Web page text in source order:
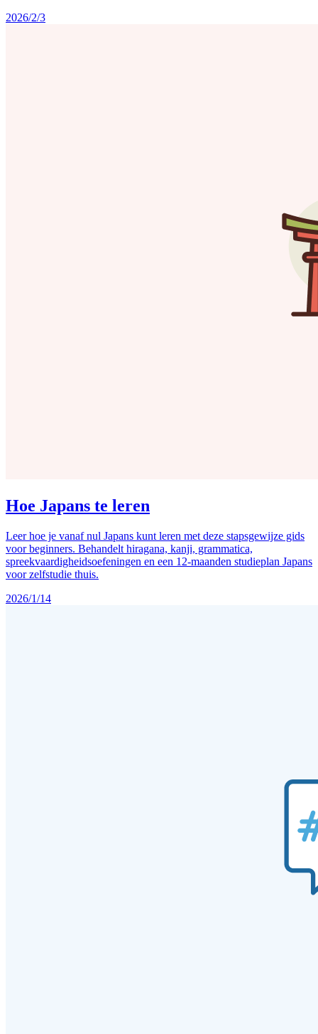
2026/2/3
Hoe Japans te leren
Leer hoe je vanaf nul Japans kunt leren met deze stapsgewijze gids
voor beginners. Behandelt hiragana, kanji, grammatica,
spreekvaardigheidsoefeningen en een 12-maanden studieplan Japans
voor zelfstudie thuis.
2026/1/14